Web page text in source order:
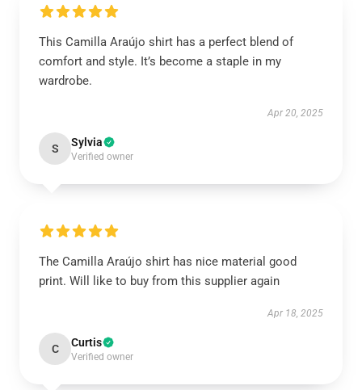
This Camilla Araújo shirt has a perfect blend of
comfort and style. It’s become a staple in my
wardrobe.
Apr 20, 2025
S Sylvia
Verified owner
The Camilla Araújo shirt has nice material good
print. Will like to buy from this supplier again
Apr 18, 2025
C Curtis
Verified owner